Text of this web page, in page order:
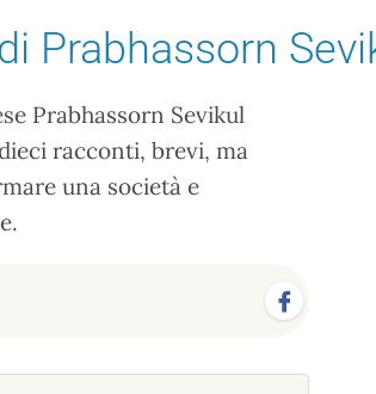
di Prabhassorn
Prabhassorn Sevikul
racconti, brevi, ma
una società e